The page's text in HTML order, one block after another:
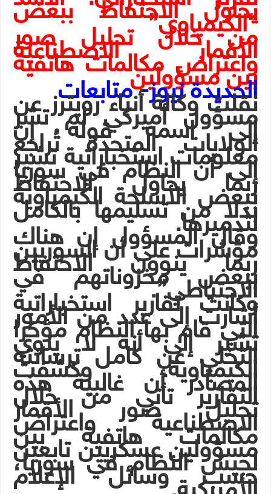
يحاول الاحتفاظ ببعض
“الكيمياوي”
من خلال تحليل صور
الأقمار الاصطناعية
واعتراض مكالمات هاتفية
بين مسؤولين
الحديدة نيوز- متابعات
نقلت وكالة أنباء رويترز عن
مسؤول أميركي لم تشر
إلى اسمه قوله إن
الولايات المتحدة تُراجع
معلومات استخباراتية تشير
إلى أن النظام في سوريا
ربما يحاول الاحتفاظ
ببعض الأسلحة الكيمياوية
بدلا من تسليمها بالكامل
لتدميرها.
وقال المسؤول إن هناك
مؤشرات على أن السوريين
ربما ينوون الاحتفاظ
ببعض مخزوناتهم في الاحتياطي”.
وكانت تقارير استخباراتية
أشارت إلى عدد من الأمور
التي قام بها النظام مؤخرا
تشير إلى أنه لا ينوي
التخلي عن كامل ترسانته
الكيمياوية. وكشفت
المصادر أن غالبية هذه
التقارير تأتي من خلال
تحليل صور الأقمار
الاصطناعية واعتراض
مكالمات هاتفية بين
مسؤولين عسكريين تابعين
لجيش النظام في سوريا،
حسب وسائل الإعلام